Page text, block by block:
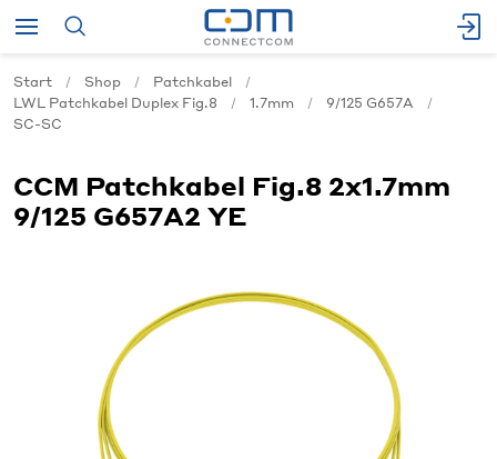
Start Shop
Patchkabel
LWL Patchkabel Duplex Fig.8
1.7mm
9/125 G657A
SC-SC
CCM Patchkabel Fig.8 2x1.7mm
9/125 G657A2 YE